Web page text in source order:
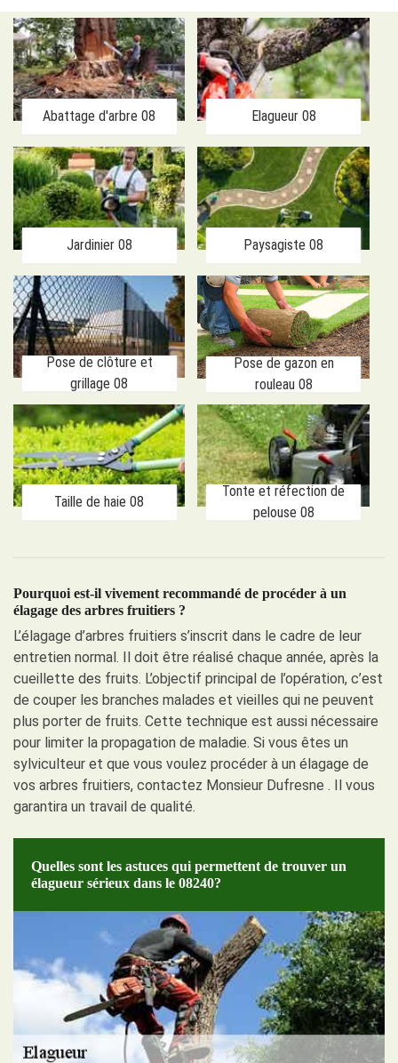
Abattage d'arbre 08 Elagueur 08
Jardinier 08 Paysagiste 08
Pose de clôture et
grillage 08
Pose de gazon en
rouleau 08
Taille de haie 08
Tonte et réfection de
pelouse 08
Pourquoi est-il vivement recommandé de procéder à un
élagage des arbres fruitiers ?
L’élagage d’arbres fruitiers s’inscrit dans le cadre de leur
entretien normal. Il doit être réalisé chaque année, après la
cueillette des fruits. L’objectif principal de l’opération, c’est
de couper les branches malades et vieilles qui ne peuvent
plus porter de fruits. Cette technique est aussi nécessaire
pour limiter la propagation de maladie. Si vous êtes un
sylviculteur et que vous voulez procéder à un élagage de
vos arbres fruitiers, contactez Monsieur Dufresne . Il vous
garantira un travail de qualité.
Quelles sont les astuces qui permettent de trouver un
élagueur sérieux dans le 08240?